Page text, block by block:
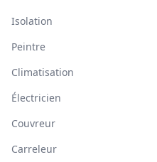
Isolation
Peintre
Climatisation
Électricien
Couvreur
Carreleur